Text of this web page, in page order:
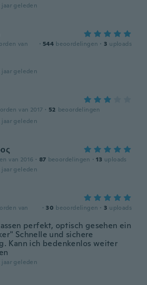
geleden
van
· 544 beoordelingen · 3 uploads
geleden
van 2017 · 52 beoordelingen
geleden
van 2016 · 87 beoordelingen · 13 uploads
geleden
van
· 30 beoordelingen · 3 uploads
perfekt, optisch gesehen ein
Schnelle und sichere
Kann ich bedenkenlos weiter
geleden